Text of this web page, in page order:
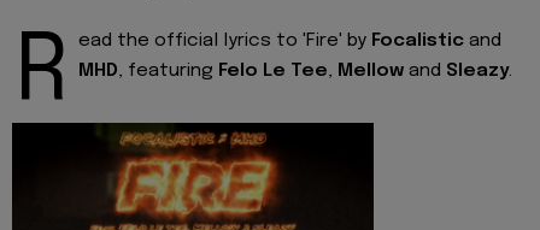
R ead the official lyrics to 'Fire' by Focalistic and
MHD, featuring Felo Le Tee, Mellow and Sleazy.